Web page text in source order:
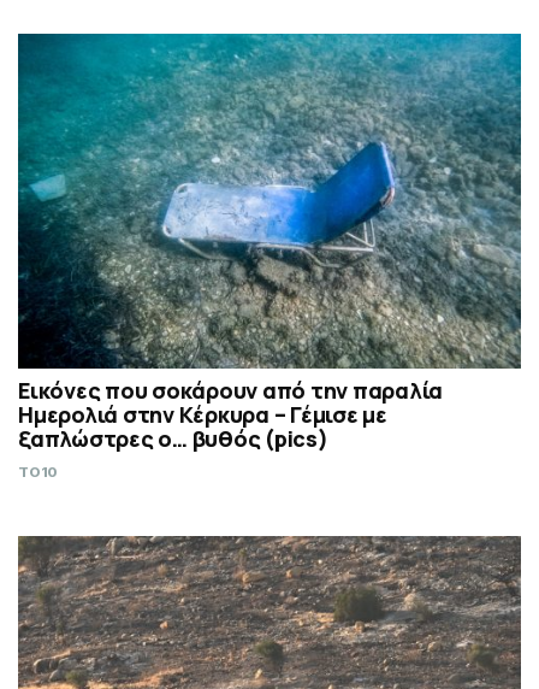
Εικόνες που σοκάρουν από την παραλία
Ημερολιά στην Κέρκυρα – Γέμισε με
ξαπλώστρες ο… βυθός (pics)
TO10